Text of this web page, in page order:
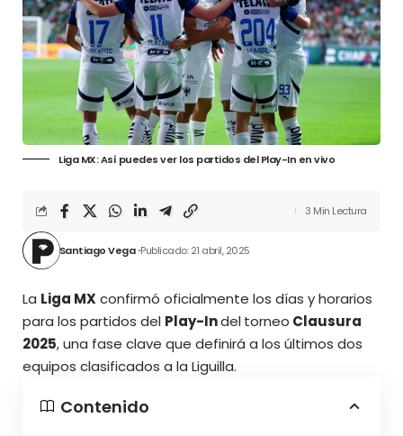
Liga MX: Así puedes ver los partidos del Play-In en vivo
Santiago Vega Publicado: 21 abril, 2025
3 Min Lectura
La Liga MX confirmó oficialmente los días y horarios
para los partidos del Play-Indeltorneo Clausura
2025, una fase clave que definirá a los últimos dos
equipos clasificados a la Liguilla.
Contenido